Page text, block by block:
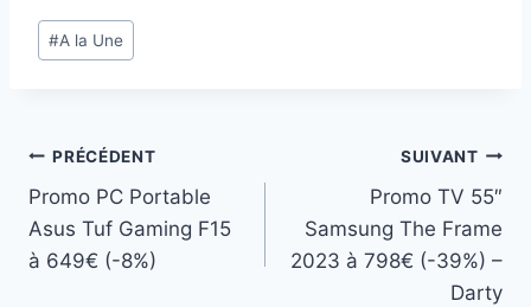
Étiquettes
de
#A la Une
Navigation
de
l’article
PRÉCÉDENT
Promo PC Portable
Asus Tuf Gaming F15
à 649€ (-8%)
SUIVANT
Promo TV 55″
Samsung The Frame
2023 à 798€ (-39%) –
Darty